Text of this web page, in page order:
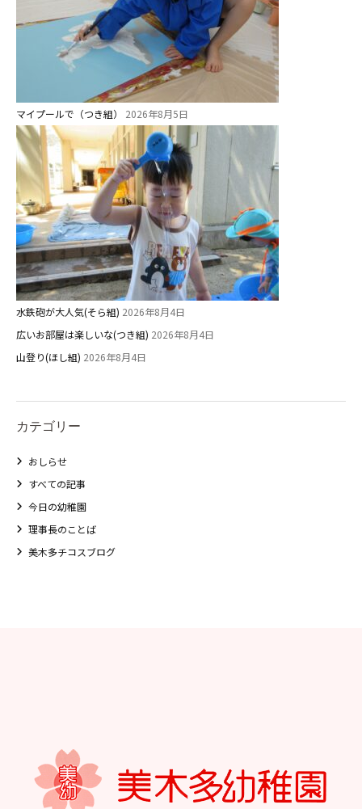
マイプールで（つき組） 2026年8月5日
水鉄砲が大人気(そら組) 2026年8月4日
広いお部屋は楽しいな(つき組) 2026年8月4日
山登り(ほし組) 2026年8月4日
カテゴリー
おしらせ
すべての記事
今日の幼稚園
理事長のことば
美木多チコスブログ